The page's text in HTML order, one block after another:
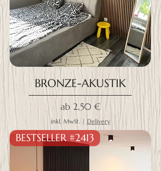
BRONZE-AKUSTIK
ab 2,50 €
Sale-Preis
inkl. MwSt.| Delivery
BESTSELLER #2413